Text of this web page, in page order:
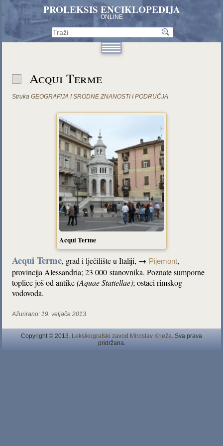
PROLEKSIS ENCIKLOPEDIJA
ONLINE
Acqui Terme
Struka GEOGRAFIJA I SRODNE ZNANOSTI I PODRUČJA
Acqui Terme
Acqui Terme, grad i lječilište u Italiji, → Pijemont,
provincija Alessandria; 23 000 stanovnika. Poznate sumporne
toplice još od antike(Aquae Statiellae); ostaci rimskog
vodovoda.
Ažurirano: 19. veljače 2013.
Copyright © 2013. Leksikografski zavod Miroslav Krleža. Sva prava
pridržana.